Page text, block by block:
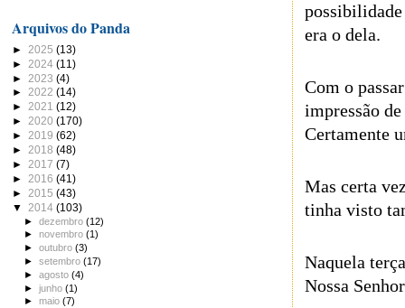
era o dela.
Com o
impressão
Certamente
Mas certa
tinha visto
Naquela
Nossa
Arquivos do Panda
► 2025 (13)
► 2024 (11)
► 2023 (4)
► 2022 (14)
► 2021 (12)
► 2020 (170)
► 2019 (62)
► 2018 (48)
► 2017 (7)
► 2016 (41)
► 2015 (43)
▼ 2014 (103)
►dezembro(12)
►novembro(1)
►outubro(3)
►setembro(17)
►agosto(4)
►junho(1)
►maio(7)